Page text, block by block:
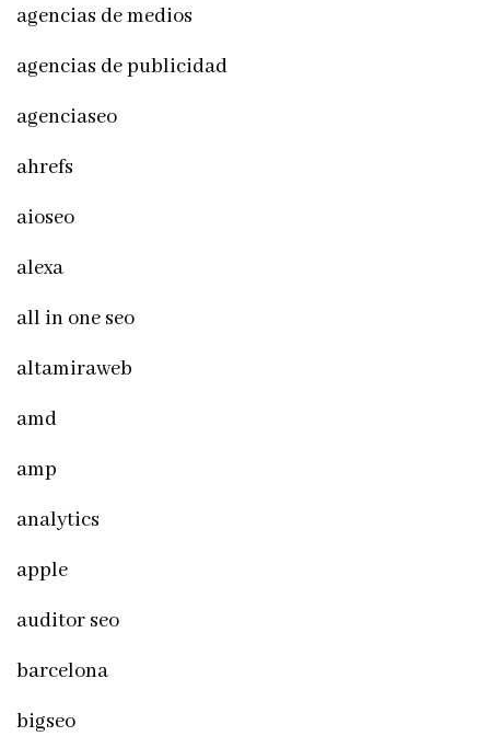
agencias de medios
agencias de publicidad
agenciaseo
ahrefs
aioseo
alexa
all in one seo
altamiraweb
amd
amp
analytics
apple
auditor seo
barcelona
bigseo